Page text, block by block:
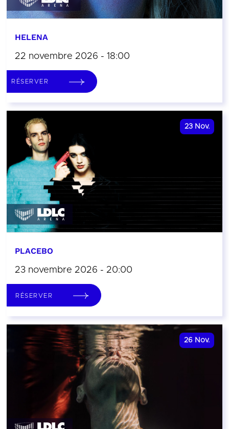
HELENA
22 novembre 2026 - 18:00
RÉSERVER
23 Nov.
PLACEBO
23 novembre 2026 - 20:00
RÉSERVER
26 Nov.